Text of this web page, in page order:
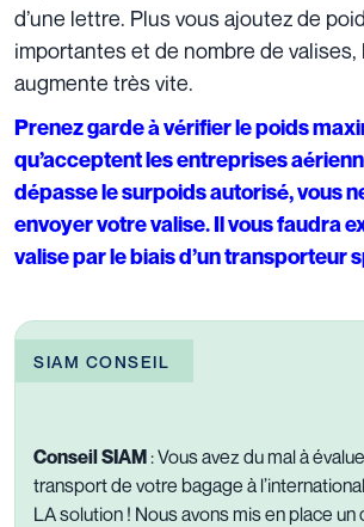
d’une lettre. Plus vous ajoutez de
importantes et de nombre de valises,
augmente très vite.
Prenez garde à vérifier le poids
qu’acceptent les entreprises
dépasse le surpoids autorisé, vous
envoyer votre valise. Il vous faudra
valise par le biais d’un transporteur
SIAM CONSEIL
Conseil SIAM : Vous avez du mal à
transport de votre bagage à
LA solution ! Nous avons mis en place un